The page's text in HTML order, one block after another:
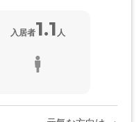
入居者1.1 人